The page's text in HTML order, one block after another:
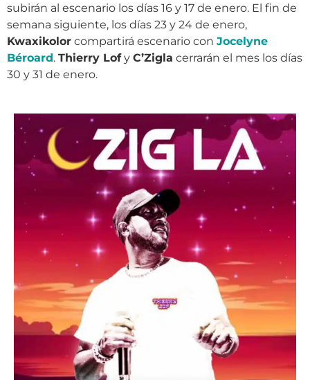
subirán al escenario los días 16 y 17 de enero. El fin de
semana siguiente, los días 23 y 24 de enero,
Kwaxikolor compartirá escenario con Jocelyne
Béroard. Thierry Lofy C’Zigla cerrarán el mes los días
30 y 31 de enero.